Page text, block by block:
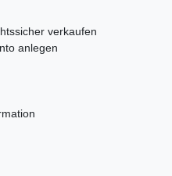
verkaufen
anlegen